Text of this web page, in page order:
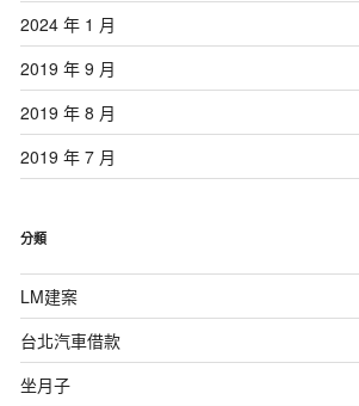
2024 年 1 月
2019 年 9 月
2019 年 8 月
2019 年 7 月
分類
LM建案
台北汽車借款
坐月子